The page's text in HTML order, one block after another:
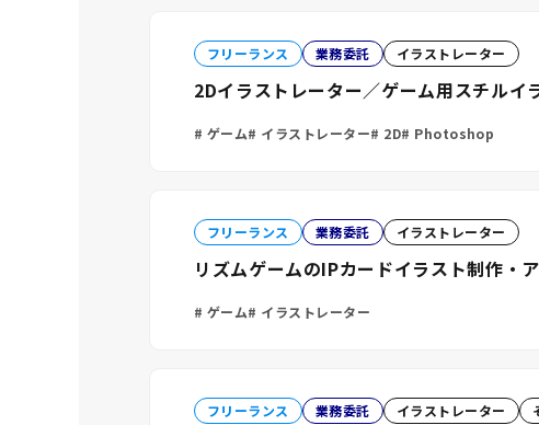
フリーランス 業務委託 イラストレーター
2Dイラストレーター／ゲーム用スチル
ゲーム イラストレーター 2D Photoshop
フリーランス 業務委託 イラストレーター
リズムゲームのIPカードイラスト制作・
ゲーム イラストレーター
フリーランス 業務委託 イラストレーター